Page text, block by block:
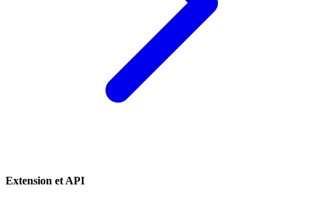
Extension et API